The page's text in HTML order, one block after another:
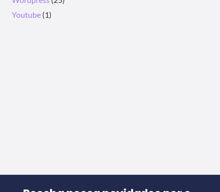
Youtube (1)